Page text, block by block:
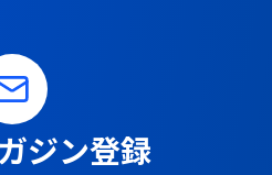
ジン登録